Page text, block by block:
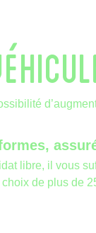
libre, il vous
de plus de